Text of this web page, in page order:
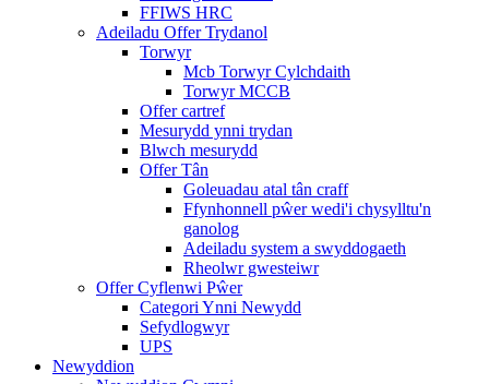
FFIWS HRC
Adeiladu Offer Trydanol
Torwyr
Mcb Torwyr Cylchdaith
Torwyr MCCB
Offer cartref
Mesurydd ynni trydan
Blwch mesurydd
Offer Tân
Goleuadau atal tân craff
Ffynhonnell pŵer wedi'i chysylltu'n
ganolog
Adeiladu system a swyddogaeth
Rheolwr gwesteiwr
Offer Cyflenwi Pŵer
Categori Ynni Newydd
Sefydlogwyr
UPS
Newyddion